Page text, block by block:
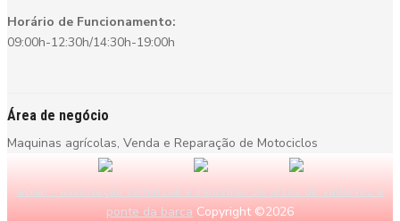
Horário de Funcionamento:
09:00h-12:30h/14:30h-19:00h
Área de negócio
Maquinas agrícolas, Venda e Reparação de Motociclos
aciab - associação comercial e industrial de arcos de valdevez e
ponte da barca Copyright ©2026